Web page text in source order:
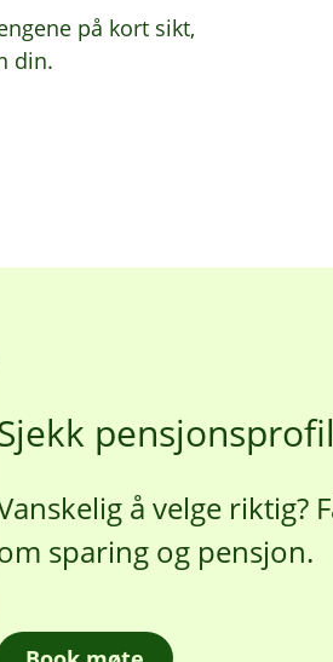
på kort sikt,
din.
å velge riktig?
sparing og pensjon.